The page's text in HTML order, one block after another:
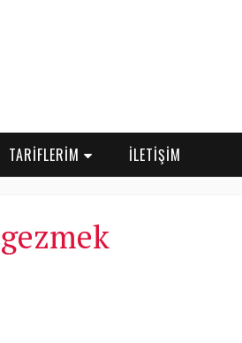
TARİFLERİM İLETİŞİM